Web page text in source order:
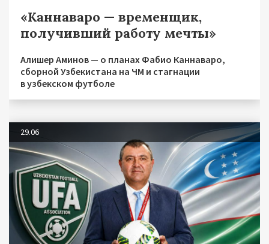
«Каннаваро — временщик,
получивший работу мечты»
Алишер Аминов — о планах Фабио Каннаваро,
сборной Узбекистана на ЧМ и стагнации
в узбекском футболе
29.06